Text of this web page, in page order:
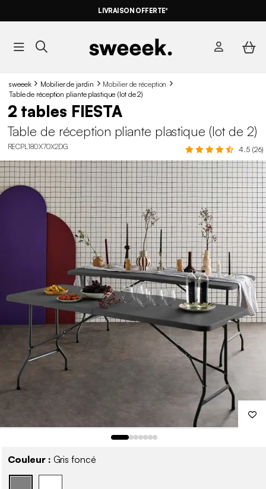
BONS PLANS* AVEC LECODE SUMMER10
LIVRAISON OFFERTE*
sweeek Mobilier de jardin
Mobilier de réception
Table de réception pliante plastique (lot de 2)
2 tables FIESTA
Table de réception pliante plastique (lot de 2)
RECPL180X70X2DG 4.5 (26)
Couleur : Gris foncé